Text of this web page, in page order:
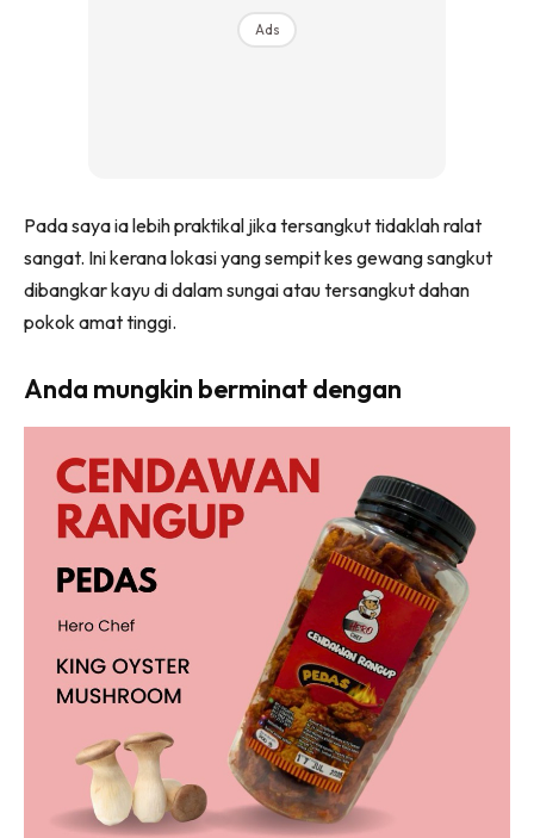
Ads
Pada saya ia lebih praktikal jika tersangkut tidaklah ralat
sangat. Ini kerana lokasi yang sempit kes gewang sangkut
dibangkar kayu di dalam sungai atau tersangkut dahan
pokok amat tinggi.
Anda mungkin berminat dengan